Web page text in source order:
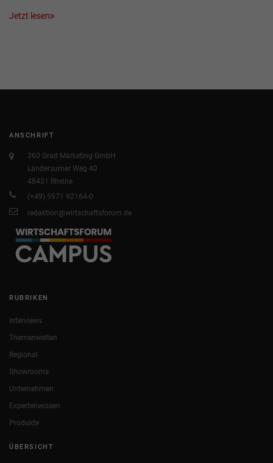
Jetzt lesen
ANSCHRIFT
360 Grad Marketing GmbH
Landersumer Weg 40
48431 Rheine
(+49) 5971 92164-0
redaktion@wirtschaftsforum.de
RUBRIKEN
Interviews
Themenwelten
Regional
Showrooms
Unternehmen
Expertenwissen
Produkte
ÜBERSICHT